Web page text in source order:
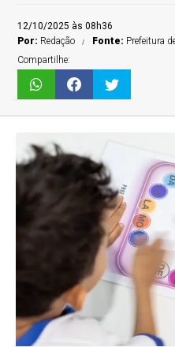
12/10/2025 às 08h36
Por: Redação Fonte: Prefeitura
Compartilhe: